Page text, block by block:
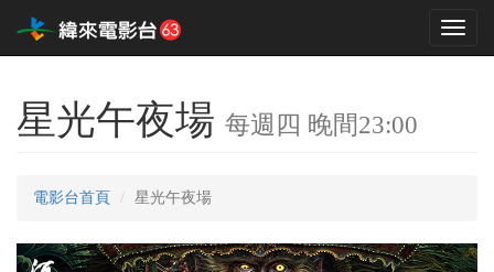
Toggle
星光午夜場 每週四 晚間23:00
電影台首頁 星光午夜場